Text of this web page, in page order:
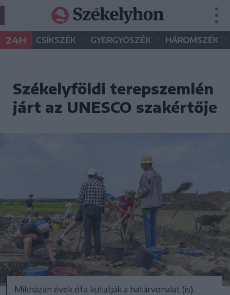
24H CSÍKSZÉK • GYERGYÓSZÉK • HÁROMSZÉK •
Székelyföldi terepszemlén
járt az UNESCO szakértője
Mikházán évek óta kutatják a határvonalat (is).